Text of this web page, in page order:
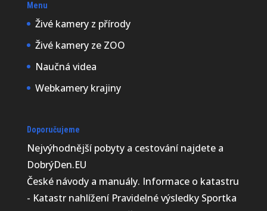
Menu
Živé kamery z přírody
Živé kamery ze ZOO
Naučná videa
Webkamery krajiny
Doporučujeme
Nejvýhodnější pobyty a cestování najdete a
DobrýDen.EU
České návodya manuály. Informace o katastru
- Katastr nahlíženíPravidelné výsledky Sportka